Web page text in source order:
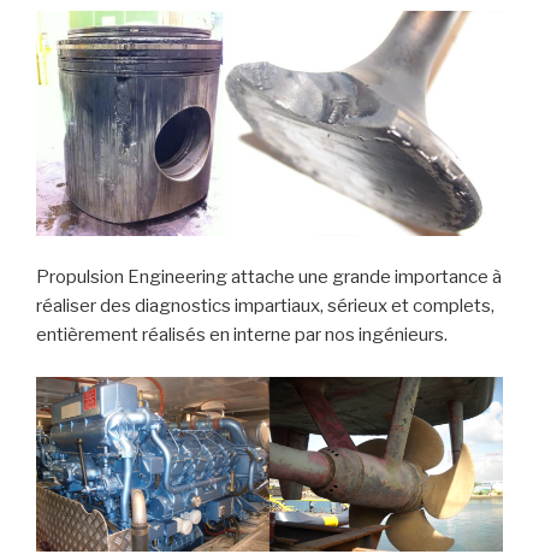
Propulsion Engineering attache une grande importance à
réaliser des diagnostics impartiaux, sérieux et complets,
entièrement réalisés en interne par nos ingénieurs.